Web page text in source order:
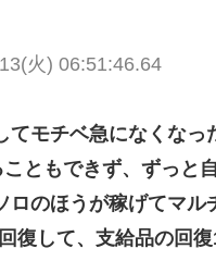
火) 06:51:46.64
てモチベ急になくなっ
ともできず、ずっと
ロのほうが稼げてマル
復して、支給品の回